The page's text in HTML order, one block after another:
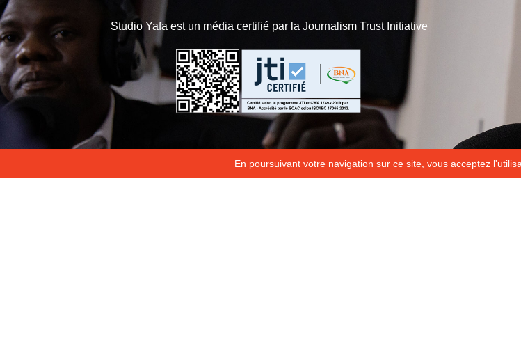
En poursuivant votre navigation sur ce site, vous acceptez
Studio Yafa est un média certifié par la Journalism Trust Initiative
ILS NOUS